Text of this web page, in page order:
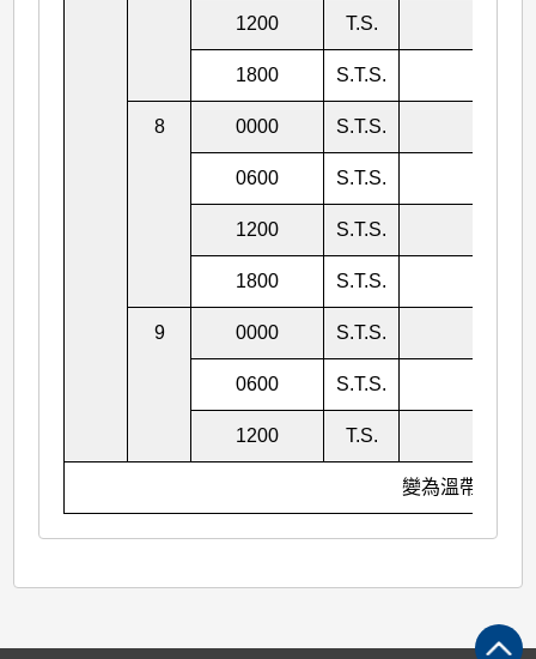
1200 T.S.
1800 S.T.S.
8 0000 S.T.S.
0600 S.T.S.
1200 S.T.S.
1800 S.T.S.
9 0000 S.T.S.
0600 S.T.S.
1200 T.S.
變為溫帶氣旋